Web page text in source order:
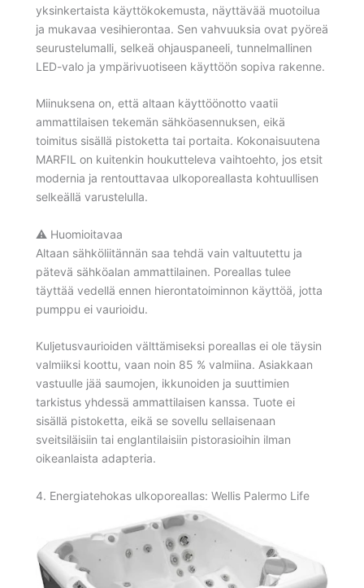
yksinkertaista käyttökokemusta, näyttävää muotoilua
ja mukavaa vesihierontaa. Sen vahvuuksia ovat pyöreä
seurustelumalli, selkeä ohjauspaneeli, tunnelmallinen
LED-valo ja ympärivuotiseen käyttöön sopiva rakenne.
Miinuksena on, että altaan käyttöönotto vaatii
ammattilaisen tekemän sähköasennuksen, eikä
toimitus sisällä pistoketta tai portaita. Kokonaisuutena
MARFIL on kuitenkin houkutteleva vaihtoehto, jos etsit
modernia ja rentouttavaa ulkoporeallasta kohtuullisen
selkeällä varustelulla.
⚠️ Huomioitavaa
Altaan sähköliitännän saa tehdä vain valtuutettu ja
pätevä sähköalan ammattilainen. Poreallas tulee
täyttää vedellä ennen hierontatoiminnon käyttöä, jotta
pumppu ei vaurioidu.
Kuljetusvaurioiden välttämiseksi poreallas ei ole täysin
valmiiksi koottu, vaan noin 85 % valmiina. Asiakkaan
vastuulle jää saumojen, ikkunoiden ja suuttimien
tarkistus yhdessä ammattilaisen kanssa. Tuote ei
sisällä pistoketta, eikä se sovellu sellaisenaan
sveitsiläisiin tai englantilaisiin pistorasioihin ilman
oikeanlaista adapteria.
4. Energiatehokas ulkoporeallas: Wellis Palermo Life